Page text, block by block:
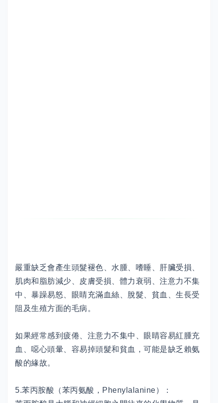
嚴重缺乏會產生頭髮褪色、水腫、嗜睡、肝臟受損、
肌肉和脂肪減少、皮膚受損、體力衰弱、注意力不集
中、暴躁易怒、眼睛充滿血絲、脫髮、貧血、生長受
阻及生殖方面的毛病。
如果經常感到疲倦、注意力不集中、眼睛容易紅腫充
血、噁心頭暈、容易掉頭髮和貧血，可能是缺乏賴氨
酸的緣故。
5.苯丙胺酸（苯丙氨酸，Phenylalanine）：